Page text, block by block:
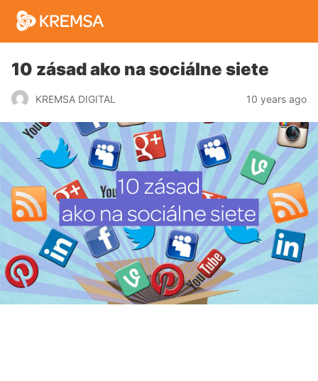
10 zásad ako na sociálne siete
KREMSA DIGITAL 10 years ago